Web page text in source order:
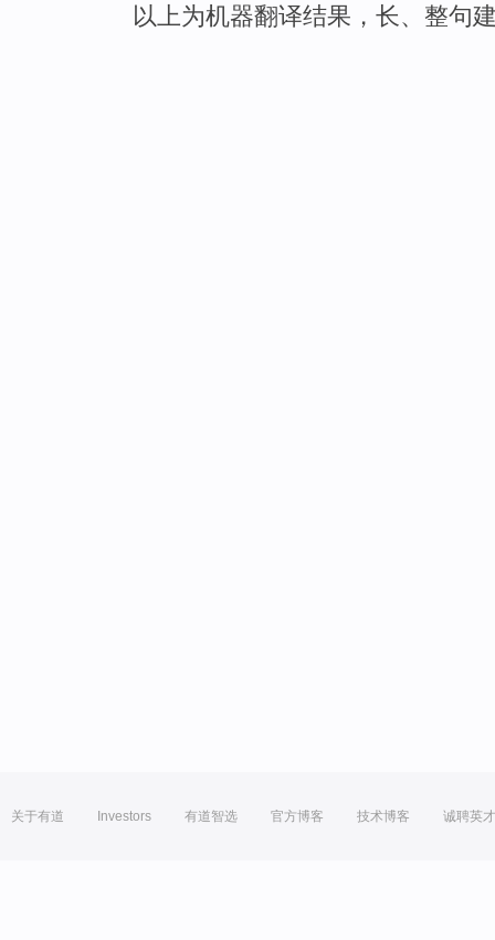
以上为机器翻译结果，长、整句
关于有道 Investors 有道智选 官方博客 技术博客 诚聘英才